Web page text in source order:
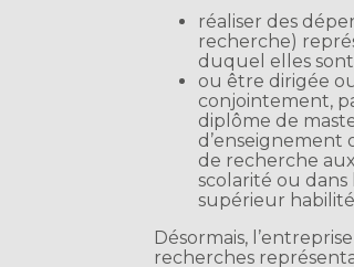
réaliser des
recherche)
duquel elles
ou être dirigée
conjointement,
diplôme de
d’enseignement
de recherche
scolarité ou dans
supérieur
Désormais,
recherches